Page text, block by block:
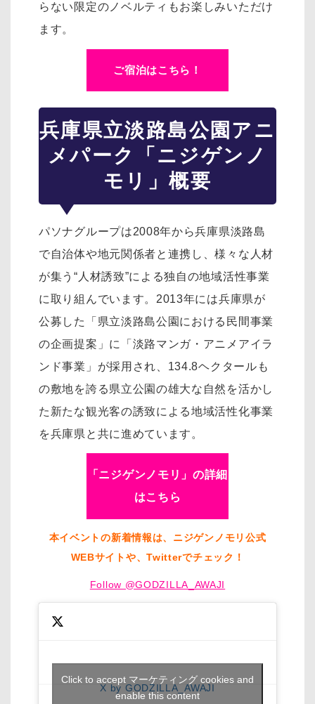
らない限定のノベルティもお楽しみいただけ
ます。
ご宿泊はこちら！
兵庫県立淡路島公園アニ
メパーク「ニジゲンノ
モリ」概要
パソナグループは2008年から兵庫県淡路島
で自治体や地元関係者と連携し、様々な人材
が集う“人材誘致”による独自の地域活性事業
に取り組んでいます。2013年には兵庫県が
公募した「県立淡路島公園における民間事業
の企画提案」に「淡路マンガ・アニメアイラ
ンド事業」が採用され、134.8ヘクタールも
の敷地を誇る県立公園の雄大な自然を活かし
た新たな観光客の誘致による地域活性化事業
を兵庫県と共に進めています。
「ニジゲンノモリ」の詳細
はこちら
本イベントの新着情報は、ニジゲンノモリ公式
WEBサイトや、Twitterでチェック！
Follow @GODZILLA_AWAJI
X by GODZILLA_AWAJI
Click to accept マーケティング cookies and
enable this content